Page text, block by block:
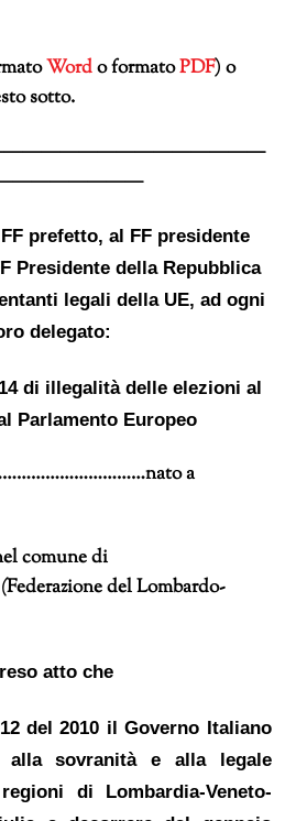
Wordo formatoPDF) o
sotto.
prefetto, al FF presidente
Presidente della Repubblica
legali della UE, ad ogni
delegato:
di illegalità delle elezioni al
Parlamento Europeo
nato a
comune di
(Federazione del Lombardo-
atto che
del 2010 il Governo Italiano
alla sovranità e alla legale
di Lombardia-Veneto-